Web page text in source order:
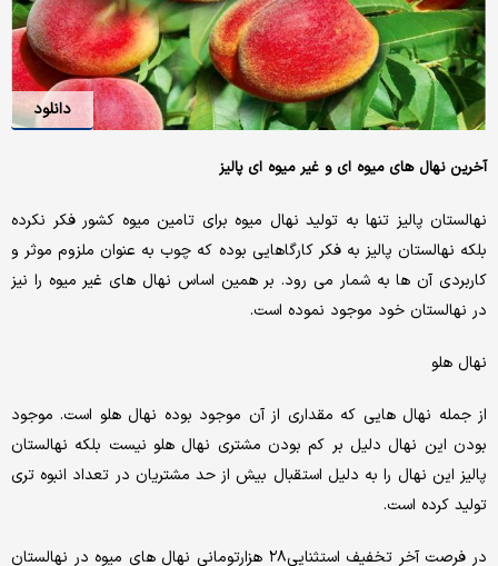
دانلود
آخرین نهال های میوه ای و غیر میوه ای پالیز
نهالستان پالیز تنها به تولید نهال میوه برای تامین میوه کشور فکر نکرده
بلکه نهالستان پالیز به فکر کارگاهایی بوده که چوب به عنوان ملزوم موثر و
کاربردی آن ها به شمار می رود. بر همین اساس نهال های غیر میوه را نیز
در نهالستان خود موجود نموده است.
نهال هلو
از جمله نهال هایی که مقداری از آن موجود بوده نهال هلو است. موجود
بودن این نهال دلیل بر کم بودن مشتری نهال هلو نیست بلکه نهالستان
پالیز این نهال را به دلیل استقبال بیش از حد مشتریان در تعداد انبوه تری
تولید کرده است.
در فرصت آخر تخفیف استثنایی۲۸ هزارتومانی نهال های میوه در نهالستان